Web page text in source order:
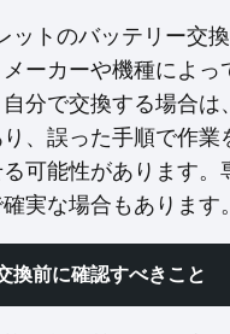
ットのバッテリー交換
ーカーや機種によっ
分で交換する場合は、
、誤った手順で作業
る可能性があります
実な場合もあります。
換前に確認すべきこと